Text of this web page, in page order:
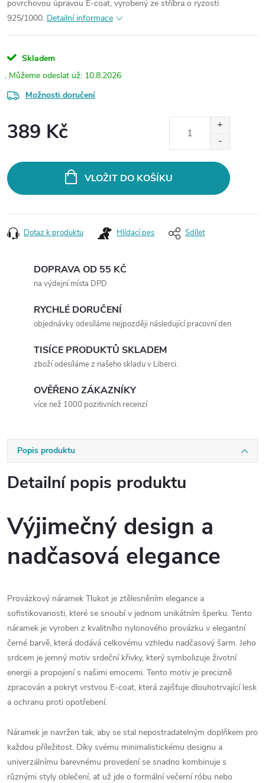
povrchovou úpravou E-coat, vyrobený ze stříbra o ryzosti
925/1000. Detailní informace
Skladem
10.8.2026
Možnosti doručení
389 Kč
VLOŽIT DO KOŠÍKU
Dotaz k produktu Hlídací pes Sdílet
DOPRAVA OD 55 KČ
na výdejní místa DPD
RYCHLÉ DORUČENÍ
objednávky odesíláme nejpozději následující pracovní den
TISÍCE PRODUKTŮ SKLADEM
zboží odesíláme z našeho skladu v Liberci.
OVĚŘENO ZÁKAZNÍKY
více než 1000 pozitivních recenzí
Popis produktu
Detailní popis produktu
Výjimečný design a
nadčasová elegance
Provázkový náramek Tlukot je ztělesněním elegance a
sofistikovanosti, které se snoubí v jednom unikátním šperku. Tento
náramek je vyroben z kvalitního nylonového provázku v elegantní
černé barvě, která dodává celkovému vzhledu nadčasový šarm. Jeho
srdcem je jemný motiv srdeční křivky, který symbolizuje životní
energii a propojení s našimi emocemi. Tento motiv je precizně
zpracován a pokryt vrstvou E-coat, která zajišťuje dlouhotrvající lesk
a ochranu proti opotřebení.
Náramek je navržen tak, aby se stal nepostradatelným doplňkem pro
každou příležitost. Díky svému minimalistickému designu a
univerzálnímu barevnému provedení se snadno kombinuje s
různými styly oblečení, ať už jde o formální večerní róbu nebo